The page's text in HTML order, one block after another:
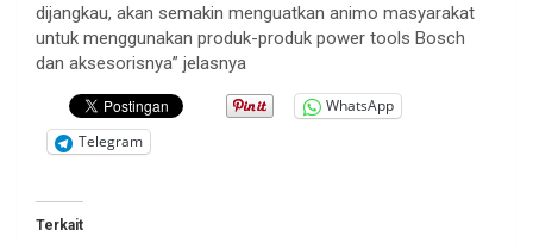
dijangkau, akan semakin menguatkan animo masyarakat
untuk menggunakan produk-produk power tools Bosch
dan aksesorisnya” jelasnya
WhatsApp
Telegram
Terkait